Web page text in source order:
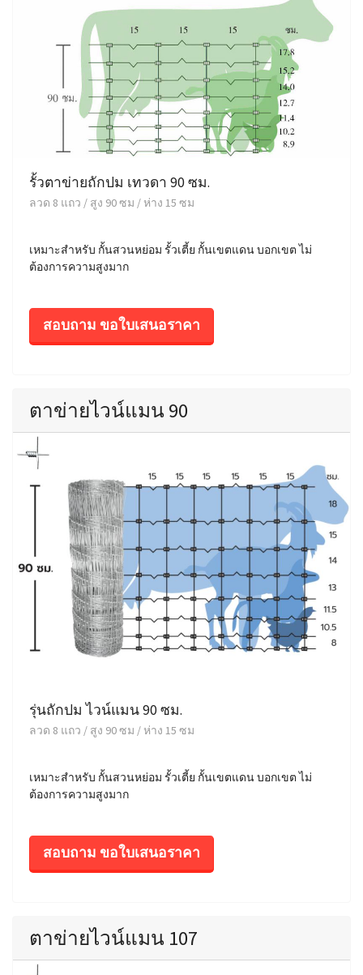
รั้วตาข่ายถักปม เทวดา 90 ซม.
ลวด 8 แถว / สูง 90 ซม / ห่าง 15 ซม
เหมาะสำหรับ กั้นสวนหย่อม รั้วเตี้ย กั้นเขตแดน บอกเขต ไม่
ต้องการความสูงมาก
สอบถาม ขอใบเสนอราคา
ตาข่ายไวน์แมน 90
รุ่นถักปม ไวน์แมน 90 ซม.
ลวด 8 แถว / สูง 90 ซม / ห่าง 15 ซม
เหมาะสำหรับ กั้นสวนหย่อม รั้วเตี้ย กั้นเขตแดน บอกเขต ไม่
ต้องการความสูงมาก
สอบถาม ขอใบเสนอราคา
ตาข่ายไวน์แมน 107